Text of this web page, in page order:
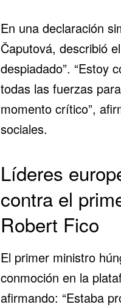
En una declaración
Čaputová, describió
despiadado”. “Estoy
todas las fuerzas
momento crítico”,
sociales.
Líderes
contra el
Robert Fico
El primer ministro
conmoción en la
afirmando: “Estaba